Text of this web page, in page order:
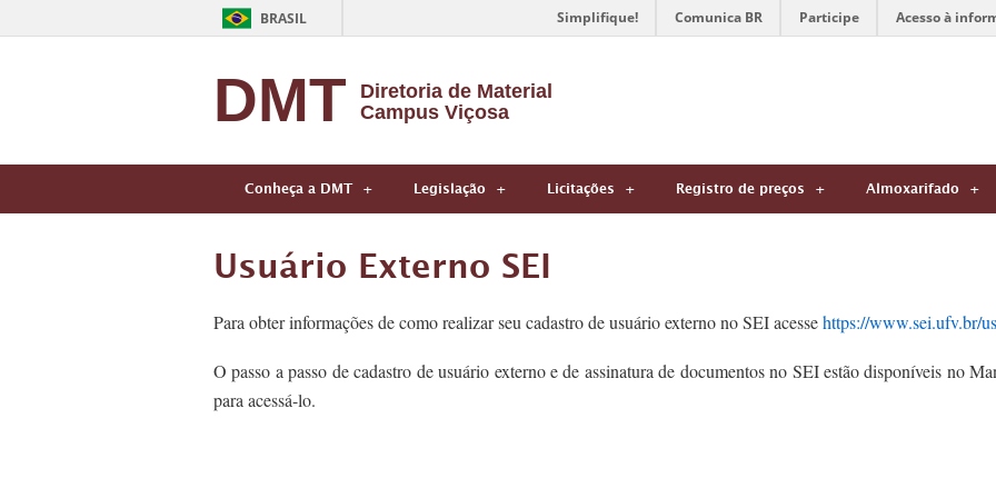
BRASIL Simplifique! Comunica BR Participe Acesso à
DMT
Diretoria de Material
Campus Viçosa
Conheça a DMT Legislação Licitações Registro de preços Almoxarifado
Usuário Externo SEI
Para obter informações de como realizar seu cadastro de usuário externo no SEI acessehttps://www.sei.ufv.br/
O passo a passo de cadastro de usuário externo e de assinatura de documentos no SEI estão disponíveis no
para acessá-lo.